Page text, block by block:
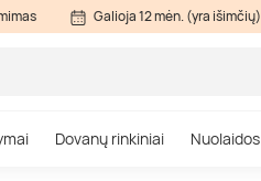
Galioja 12 mėn. (yra išimčių)
Dovanų rinkiniai Nuolaidos